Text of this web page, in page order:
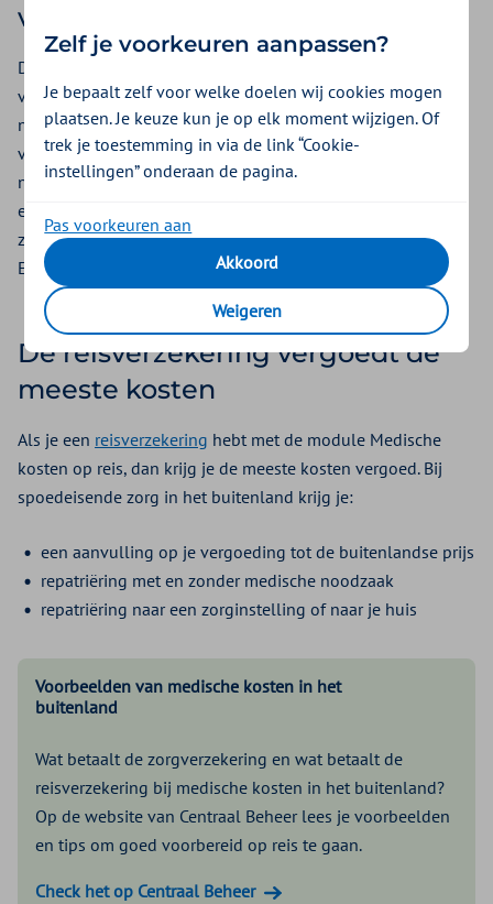
vergoedt de buitenlandse prijs
De kosten voor spoedeisende zorg zijn in het buitenland
vaak duurder. Met een aanvullende verzekering hoef je dan
niet bij te betalen. De aanvullende verzekering vult je
vergoeding aan tot de buitenlandse prijs. Heb je vervoer
naar Nederland nodig om een medische reden? Dan krijg je
een vergoeding voor repatriëring. Regel repatriëring nooit
zelf, bel altijd eerst met Zilveren Kruis Alarmcentrale door
Eurocross:
+31 71 364 12 22.
De reisverzekering vergoedt de
meeste kosten
Als je een reisverzekering hebt met de module Medische
kosten op reis, dan krijg je de meeste kosten vergoed. Bij
spoedeisende zorg in het buitenland krijg je:
een aanvulling op je vergoeding tot de buitenlandse prijs
repatriëring met en zonder medische noodzaak
repatriëring naar een zorginstelling of naar je huis
Voorbeelden van medische kosten in het
buitenland
Wat betaalt de zorgverzekering en wat betaalt de
reisverzekering bij medische kosten in het buitenland?
Op de website van Centraal Beheer lees je voorbeelden
en tips om goed voorbereid op reis te gaan.
Check het op Centraal Beheer
Zelf je voorkeuren aanpassen?
Je bepaalt zelf voor welke doelen wij cookies mogen
plaatsen. Je keuze kun je op elk moment wijzigen. Of
trek je toestemming in via de link “Cookie-
instellingen” onderaan de pagina.
Pas voorkeuren aan
Akkoord
Weigeren